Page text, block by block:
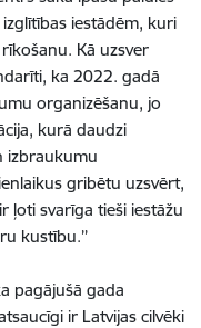
iestādēm, kuri
Kā uzsver
ka 2022. gadā
organizēšanu, jo
kurā daudzi
izbraukumu
gribētu uzsvērt,
ļoti svarīga tieši iestāžu
kustību.’’
pagājušā gada
ir Latvijas cilvēki